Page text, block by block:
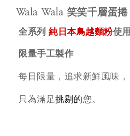
Wala Wala 笑笑千層蛋捲
全系列 純日本鳥越麵粉使用
限量手工製作
每日限量，追求新鮮風味，
只為滿足挑剔的您。